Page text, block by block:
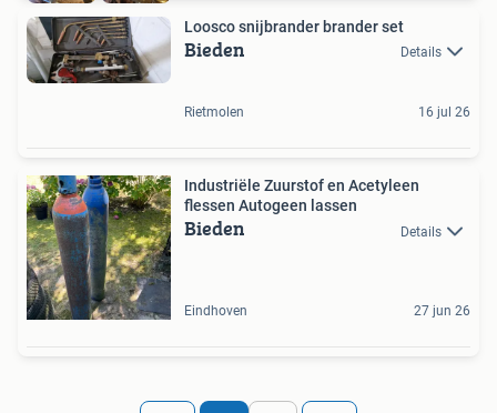
Loosco snijbrander brander set
Bieden Details
Rietmolen 16 jul 26
Industriële Zuurstof en Acetyleen
flessen Autogeen lassen
Bieden Details
Eindhoven 27 jun 26